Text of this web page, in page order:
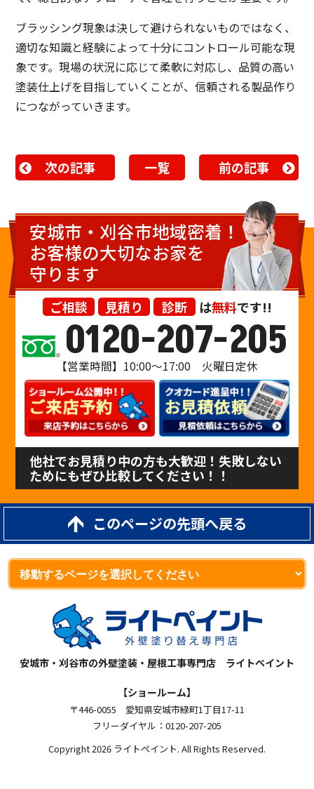
ブラッシング現象は決して避けられないものではなく、
適切な知識と経験によって十分にコントロール可能な現
象です。現場の状況に応じて柔軟に対応し、品質の高い
塗装仕上げを目指していくことが、信頼される製品作り
につながっていきます。
次の記事 一覧 前の記事
安城市・刈谷市地域密着！
お客様の大切なお家を
守ります
ご相談 見積り 診断 は無料です!!
0120-207-205
【営業時間】10:00〜17:00 火曜日定休
他社でお見積り中の方も大歓迎！失敗しない
ためにもぜひ比較してください！！
このページの先頭へ戻る
安城市・刈谷市の外壁塗装・屋根工事専門店 ライトペイント
【ショールーム】
〒446-0055 愛知県安城市緑町1丁目17-11
フリーダイヤル：0120-207-205
Copyright 2026 ライトペイント. All Rights Reserved.